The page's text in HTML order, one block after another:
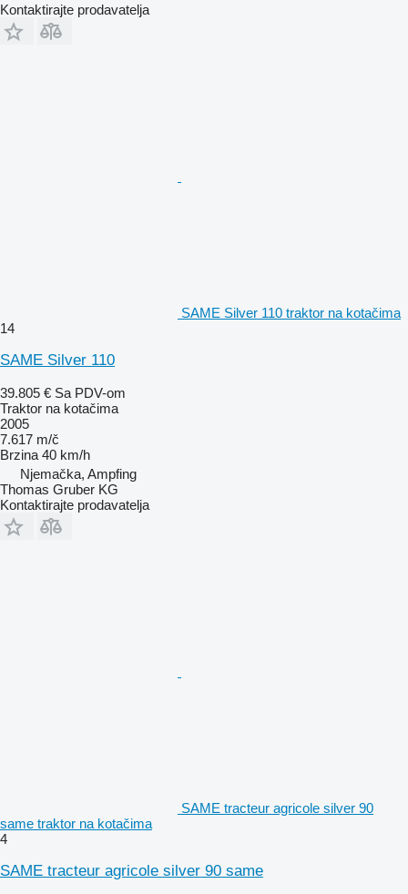
Kontaktirajte prodavatelja
SAME Silver 110 traktor na kotačima
14
SAME Silver 110
39.805 € Sa PDV-om
Traktor na kotačima
2005
7.617 m/č
Brzina 40 km/h
Njemačka, Ampfing
Thomas Gruber KG
Kontaktirajte prodavatelja
SAME tracteur agricole silver 90
same traktor na kotačima
4
SAME tracteur agricole silver 90 same